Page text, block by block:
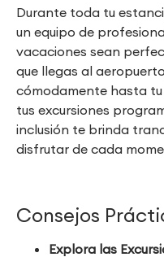
Durante toda tu
un equipo de
vacaciones sean
que llegas al
cómodamente hasta
tus excursiones
inclusión te brinda
disfrutar de cada
Consejos
Explora las